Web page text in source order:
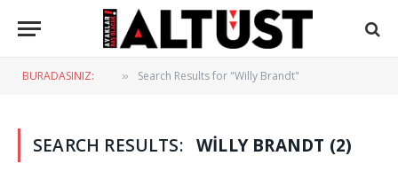
BURADASINIZ: » Search Results for "Willy Brandt"
SEARCH RESULTS: WILLY BRANDT (2)